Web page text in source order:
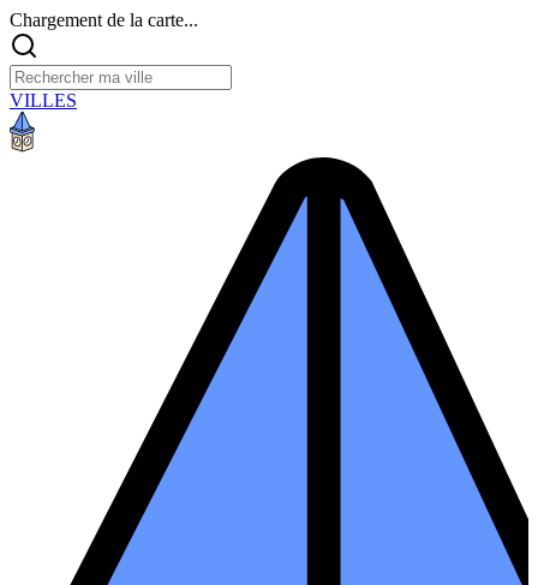
Chargement de la carte...
VILLES